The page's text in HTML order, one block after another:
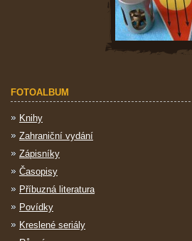
FOTOALBUM
Knihy
Zahraniční vydání
Zápisníky
Časopisy
Příbuzná literatura
Povídky
Kreslené seriály